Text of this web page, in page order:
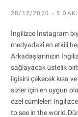
28/12/2020 5
İngilizce İnstagram
medyadaki en etkili
Arkadaşlarınızın
sağlayacak üstelik
ilgisini çekecek kısa
sizler için en uygun
özel cümleler!
to see in the